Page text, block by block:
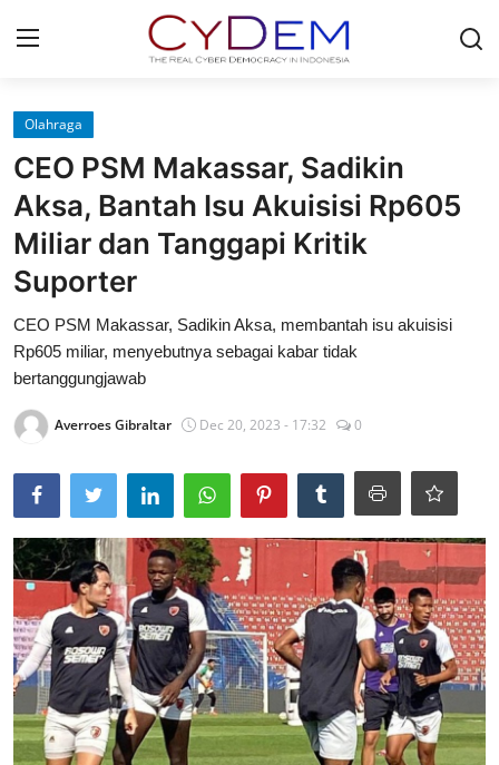
Login
Home
News
Contact
Redaksi
Politik
Olahraga
Nasional
Olahraga
CEO PSM Makassar, Sadikin
Aksa, Bantah Isu Akuisisi Rp605
Miliar dan Tanggapi Kritik
Suporter
CEO PSM Makassar, Sadikin Aksa, membantah isu akuisisi
Rp605 miliar, menyebutnya sebagai kabar tidak
bertanggungjawab
Averroes Gibraltar Dec 20, 2023 - 17:32 0